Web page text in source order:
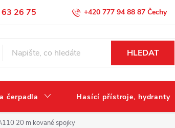
26 75
osobních údajů +420 777 94 88 87
HLEDAT
čerpadla Hasící přístroje, hydranty
20 m kované spojky